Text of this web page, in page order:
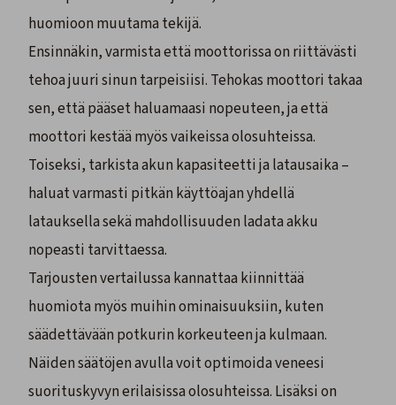
huomioon muutama tekijä.
Ensinnäkin, varmista että moottorissa on riittävästi
tehoa juuri sinun tarpeisiisi. Tehokas moottori takaa
sen, että pääset haluamaasi nopeuteen, ja että
moottori kestää myös vaikeissa olosuhteissa.
Toiseksi, tarkista akun kapasiteetti ja latausaika –
haluat varmasti pitkän käyttöajan yhdellä
latauksella sekä mahdollisuuden ladata akku
nopeasti tarvittaessa.
Tarjousten vertailussa kannattaa kiinnittää
huomiota myös muihin ominaisuuksiin, kuten
säädettävään potkurin korkeuteen ja kulmaan.
Näiden säätöjen avulla voit optimoida veneesi
suorituskyvyn erilaisissa olosuhteissa. Lisäksi on